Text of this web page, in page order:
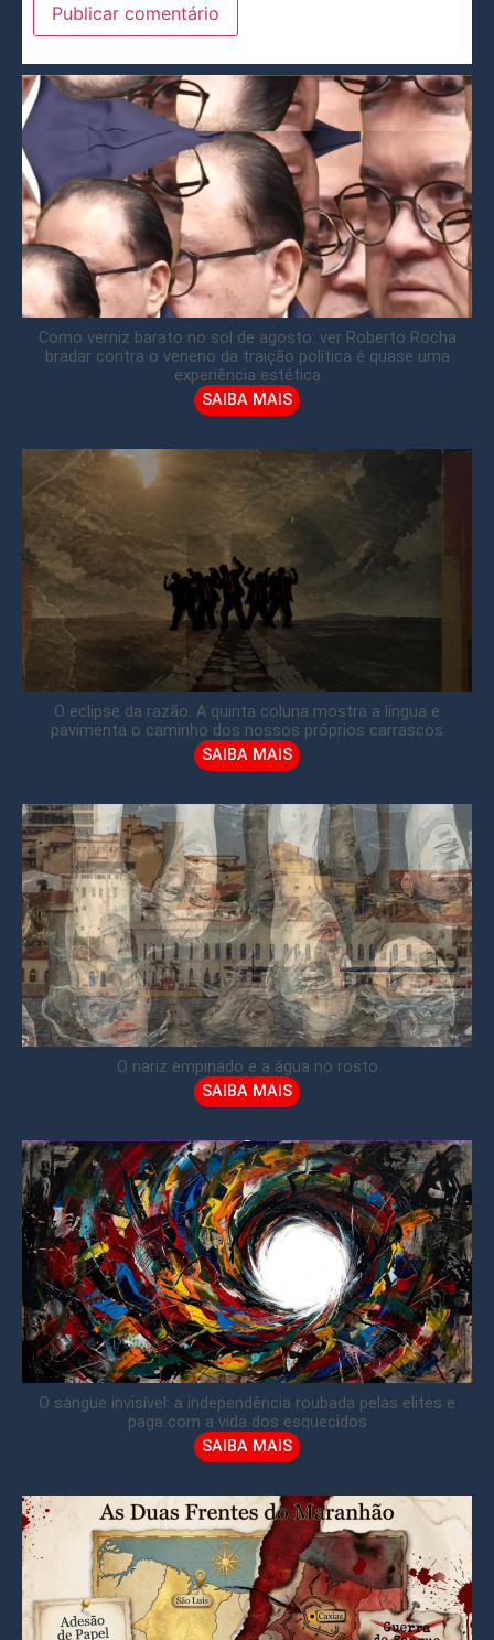
Como verniz barato no sol de agosto: ver Roberto Rocha
bradar contra o veneno da traição política é quase uma
experiência estética
SAIBA MAIS
O eclipse da razão: A quinta coluna mostra a língua e
pavimenta o caminho dos nossos próprios carrascos
SAIBA MAIS
O nariz empinado e a água no rosto
SAIBA MAIS
O sangue invisível: a independência roubada pelas elites e
paga com a vida dos esquecidos
SAIBA MAIS